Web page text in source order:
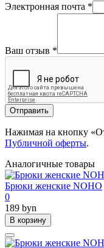
Электронная почта *
Ваш отзыв *
Отправить
Нажимая на кнопку
Публичной оферты.
Аналогичные товары
Брюки женские NOHO
0
189 byn
В корзину